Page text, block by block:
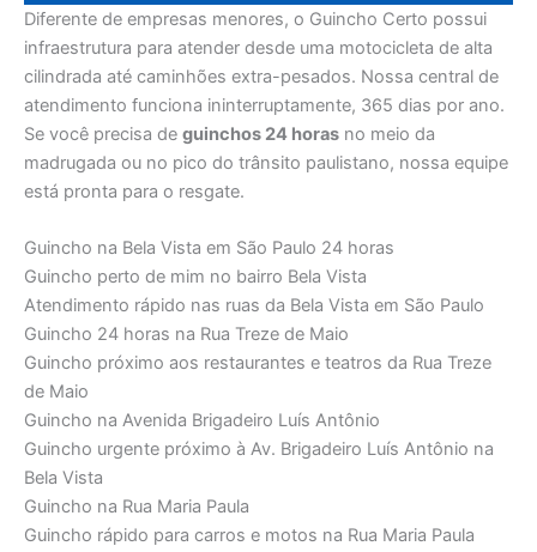
Diferente de empresas menores, o Guincho Certo possui
infraestrutura para atender desde uma motocicleta de alta
cilindrada até caminhões extra-pesados. Nossa central de
atendimento funciona ininterruptamente, 365 dias por ano.
Se você precisa de guinchos 24 horas no meio da
madrugada ou no pico do trânsito paulistano, nossa equipe
está pronta para o resgate.
Guincho na Bela Vista em São Paulo 24 horas
Guincho perto de mim no bairro Bela Vista
Atendimento rápido nas ruas da Bela Vista em São Paulo
Guincho 24 horas na Rua Treze de Maio
Guincho próximo aos restaurantes e teatros da Rua Treze
de Maio
Guincho na Avenida Brigadeiro Luís Antônio
Guincho urgente próximo à Av. Brigadeiro Luís Antônio na
Bela Vista
Guincho na Rua Maria Paula
Guincho rápido para carros e motos na Rua Maria Paula